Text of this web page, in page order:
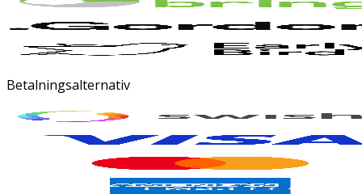
Betalningsalternativ